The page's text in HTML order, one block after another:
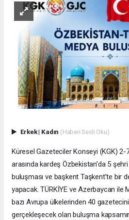
Erkek| Kadın (Haberi Sesli Oku)
Küresel Gazeteciler Konseyi (KGK) 2-
arasında kardeş Özbekistan’da 5
buluşması ve başkent Taşkent’te bir
yapacak. TÜRKİYE ve Azerbaycan ile
bazı Avrupa ülkelerinden 40
gerçekleşecek olan buluşma